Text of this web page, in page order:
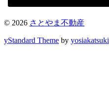
© 2026 さとやま不動産
yStandard Theme by yosiakatsuki